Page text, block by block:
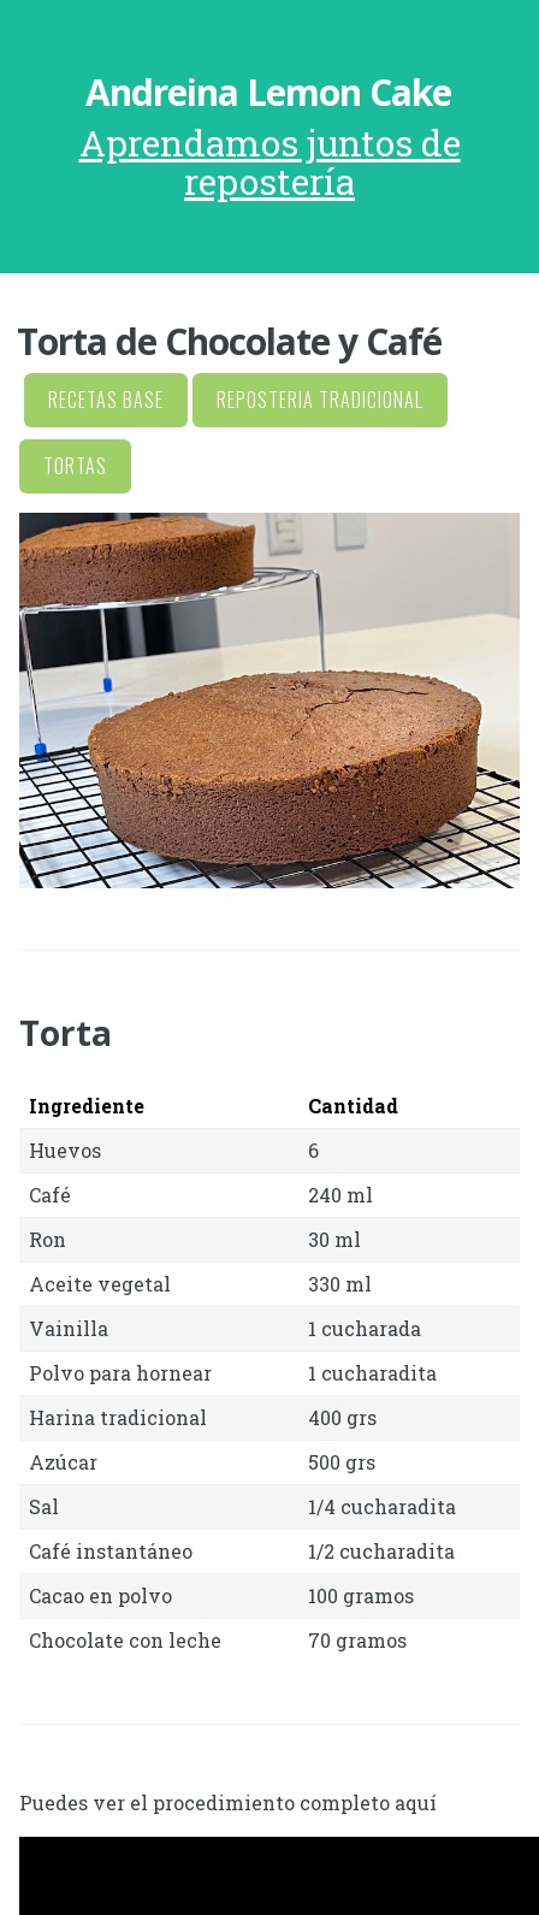
Andreina Lemon Cake
Aprendamos juntos de
repostería
Torta de Chocolate y Café
RECETAS BASE REPOSTERIA TRADICIONAL
TORTAS
Torta
Ingrediente
Cantidad
Huevos
6
Café
240 ml
Ron
30 ml
Aceite vegetal
330 ml
Vainilla
1 cucharada
Polvo para hornear
1 cucharadita
Harina tradicional
400 grs
Azúcar
500 grs
Sal
1/4 cucharadita
Café instantáneo
1/2 cucharadita
Cacao en polvo
100 gramos
Chocolate con leche
70 gramos
Puedes ver el procedimiento completo aquí